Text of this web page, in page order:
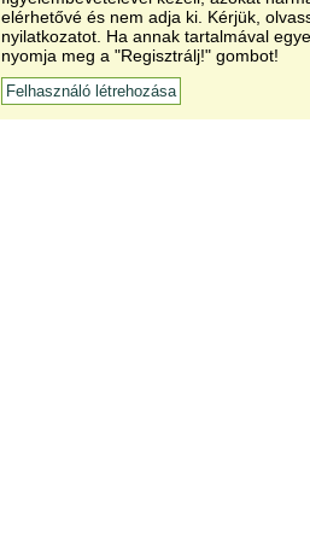
elérhetővé és nem adja ki. Kérjük,
nyilatkozatot. Ha annak tartalmával
nyomja meg a "Regisztrálj!" gombot!